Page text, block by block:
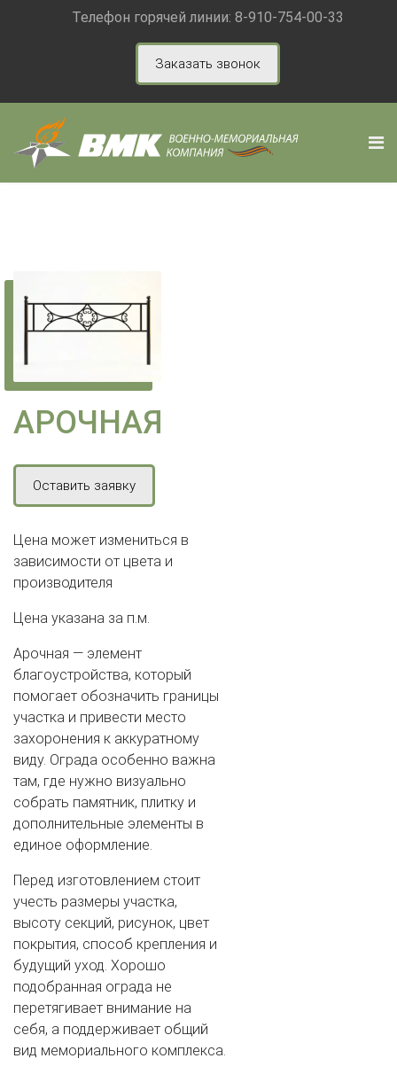
Телефон горячей линии: 8-910-754-00-33
Заказать звонок
АРОЧНАЯ
Оставить заявку
Цена может измениться в
зависимости от цвета и
производителя
Цена указана за п.м.
Арочная — элемент
благоустройства, который
помогает обозначить границы
участка и привести место
захоронения к аккуратному
виду. Ограда особенно важна
там, где нужно визуально
собрать памятник, плитку и
дополнительные элементы в
единое оформление.
Перед изготовлением стоит
учесть размеры участка,
высоту секций, рисунок, цвет
покрытия, способ крепления и
будущий уход. Хорошо
подобранная ограда не
перетягивает внимание на
себя, а поддерживает общий
вид мемориального комплекса.